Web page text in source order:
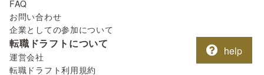
FAQ
お問い合わせ
企業としての参加について
転職ドラフトについて
運営会社
転職ドラフト利用規約
help